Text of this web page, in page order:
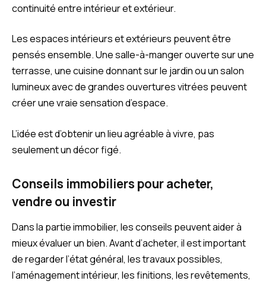
continuité entre intérieur et extérieur.
Les espaces intérieurs et extérieurs peuvent être
pensés ensemble. Une salle-à-manger ouverte sur une
terrasse, une cuisine donnant sur le jardin ou un salon
lumineux avec de grandes ouvertures vitrées peuvent
créer une vraie sensation d’espace.
L’idée est d’obtenir un lieu agréable à vivre, pas
seulement un décor figé.
Conseils immobiliers pour acheter,
vendre ou investir
Dans la partie immobilier, les conseils peuvent aider à
mieux évaluer un bien. Avant d’acheter, il est important
de regarder l’état général, les travaux possibles,
l’aménagement intérieur, les finitions, les revêtements,